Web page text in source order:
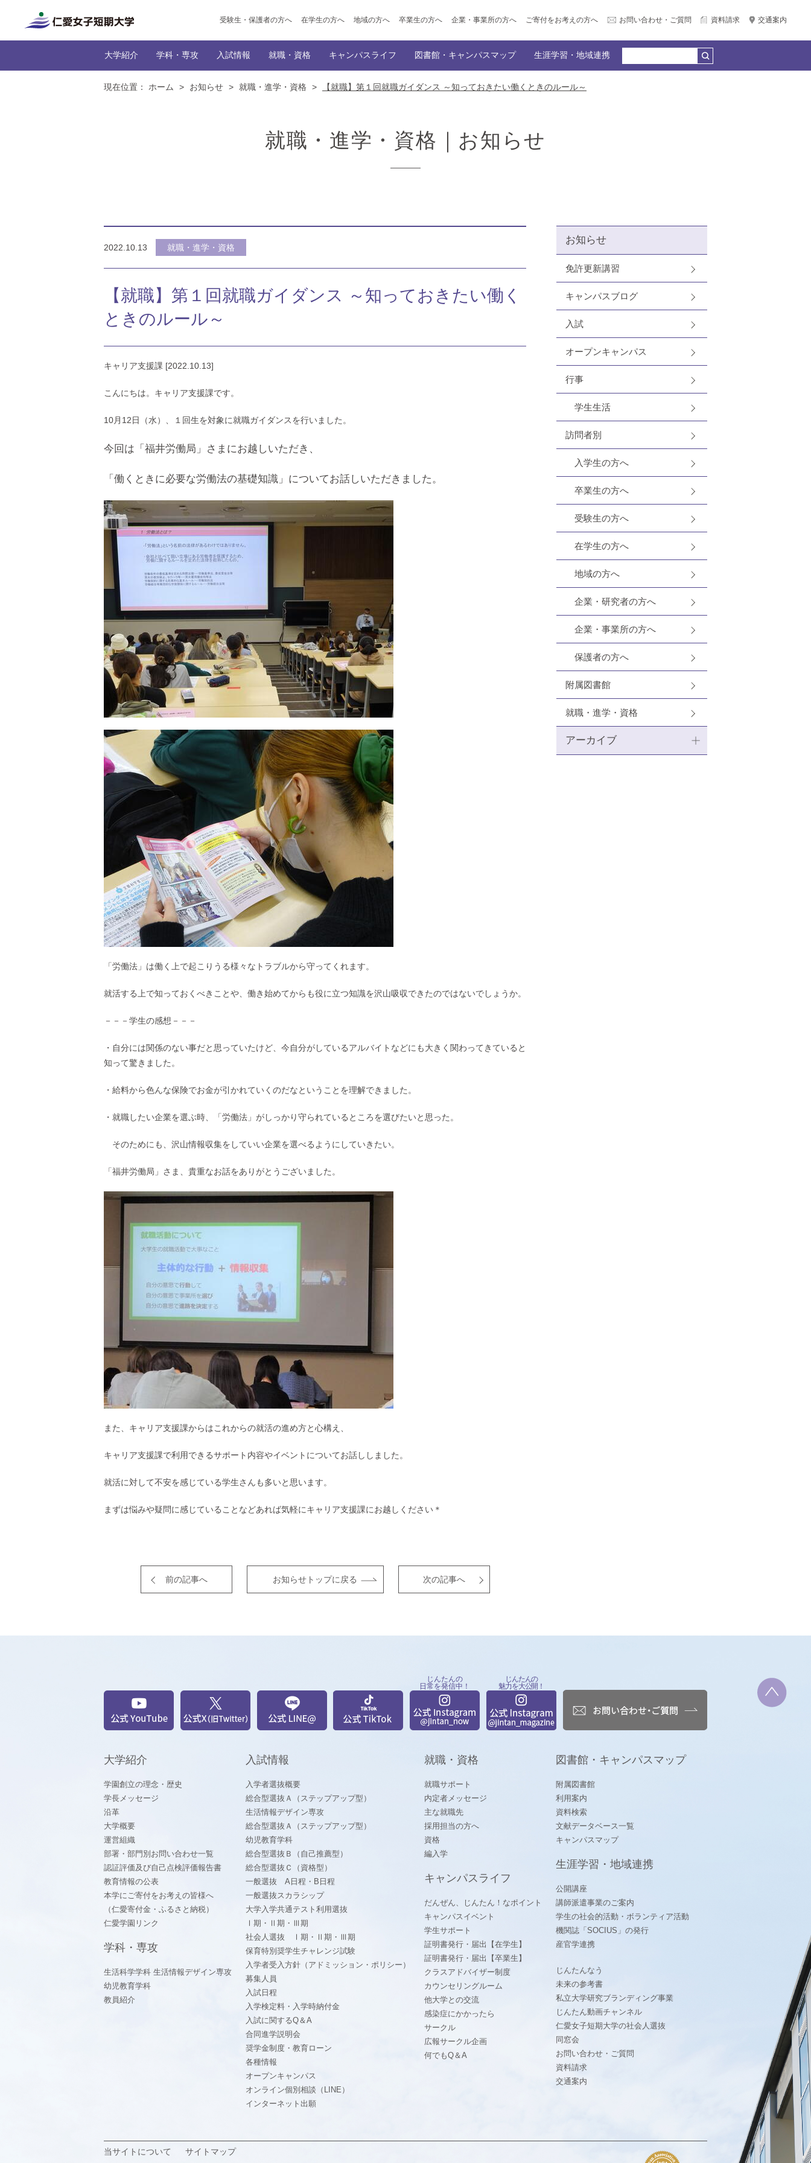
受験生・保護者の方へ 在学生の方へ 地域の方へ 卒業生の方へ 企業・事業所の方へ ご寄付をお考えの方へ お問い合わせ・ご質問 資料請求 交通案内
大学紹介 学科・専攻
NEWS一覧
就職・資格
NEWS一覧
就職・資格
入試情報 就職・資格 キャンパスライフ 図書館・キャンパスマップ 生涯学習・地域連携
現在位置： ホーム > お知らせ > 就職・進学・資格 > 【就職】第１回就職ガイダンス ～知っておきたい働くときのルール～
就職・進学・資格｜お知らせ
2022.10.13 就職・進学・資格
【就職】第１回就職ガイダンス ～知っておきたい働く
ときのルール～
キャリア支援課 [2022.10.13]
こんにちは。キャリア支援課です。
10月12日（水）、１回生を対象に就職ガイダンスを行いました。
今回は「福井労働局」さまにお越しいただき、
「働くときに必要な労働法の基礎知識」についてお話しいただきました。
「労働法」は働く上で起こりうる様々なトラブルから守ってくれます。
就活する上で知っておくべきことや、働き始めてからも役に立つ知識を沢山吸収できたのではないでしょうか。
－－－学生の感想－－－
・自分には関係のない事だと思っていたけど、今自分がしているアルバイトなどにも大きく関わってきていると
知って驚きました。
・給料から色んな保険でお金が引かれていくのだなということを理解できました。
・就職したい企業を選ぶ時、「労働法」がしっかり守られているところを選びたいと思った。
そのためにも、沢山情報収集をしていい企業を選べるようにしていきたい。
「福井労働局」さま、貴重なお話をありがとうございました。
また、キャリア支援課からはこれからの就活の進め方と心構え、
キャリア支援課で利用できるサポート内容やイベントについてお話ししました。
就活に対して不安を感じている学生さんも多いと思います。
まずは悩みや疑問に感じていることなどあれば気軽にキャリア支援課にお越しください＊
前の記事へ お知らせトップに戻る 次の記事へ
お知らせ
免許更新講習
キャンパスブログ
入試
オープンキャンパス
行事
学生生活
訪問者別
入学生の方へ
卒業生の方へ
受験生の方へ
在学生の方へ
地域の方へ
企業・研究者の方へ
企業・事業所の方へ
保護者の方へ
附属図書館
就職・進学・資格
アーカイブ
じんたんの
日常を発信中！
じんたんの
魅力を大公開！
大学紹介
学園創立の理念・歴史
学長メッセージ
沿革
大学概要
運営組織
部署・部門別お問い合わせ一覧
認証評価及び自己点検評価報告書
教育情報の公表
本学にご寄付をお考えの皆様へ
（仁愛寄付金・ふるさと納税）
仁愛学園リンク
学科・専攻
生活科学学科 生活情報デザイン専攻
幼児教育学科
教員紹介
入試情報
入学者選抜概要
総合型選抜Ａ（ステップアップ型）
生活情報デザイン専攻
総合型選抜Ａ（ステップアップ型）
幼児教育学科
総合型選抜Ｂ（自己推薦型）
総合型選抜Ｃ（資格型）
一般選抜 A日程・B日程
一般選抜スカラシップ
大学入学共通テスト利用選抜
Ⅰ期・Ⅱ期・Ⅲ期
社会人選抜 Ⅰ期・Ⅱ期・Ⅲ期
保育特別奨学生チャレンジ試験
入学者受入方針（アドミッション・ポリシー）
募集人員
入試日程
入学検定料・入学時納付金
入試に関するQ＆A
合同進学説明会
奨学金制度・教育ローン
各種情報
オープンキャンパス
オンライン個別相談（LINE）
インターネット出願
就職・資格
就職サポート
内定者メッセージ
主な就職先
採用担当の方へ
資格
編入学
キャンパスライフ
だんぜん、じんたん！なポイント
キャンパスイベント
学生サポート
証明書発行・届出【在学生】
証明書発行・届出【卒業生】
クラスアドバイザー制度
カウンセリングルーム
他大学との交流
感染症にかかったら
サークル
広報サークル企画
何でもQ＆A
図書館・キャンパスマップ
附属図書館
利用案内
資料検索
文献データベース一覧
キャンパスマップ
生涯学習・地域連携
公開講座
講師派遣事業のご案内
学生の社会的活動・ボランティア活動
機関誌「SOCIUS」の発行
産官学連携
じんたんなう
未来の参考書
私立大学研究ブランディング事業
じんたん動画チャンネル
仁愛女子短期大学の社会人選抜
同窓会
お問い合わせ・ご質問
資料請求
交通案内
当サイトについて サイトマップ